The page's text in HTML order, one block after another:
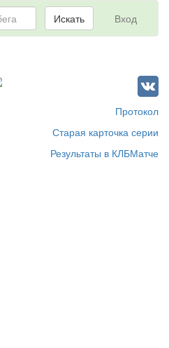
Вход
Искать
Протокол
Старая карточка серии
Результаты в КЛБМатче